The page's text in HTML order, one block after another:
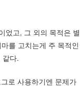
었고, 그 외의 목적은 별
를 고치는게 주 목적인
같다.
로 사용하기엔 문제가